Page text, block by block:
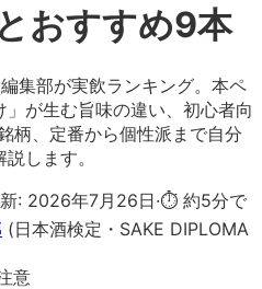
おすすめ9本
集部が実飲ランキング。本ペ
が生む旨味の違い、初心者向
柄、定番から個性派まで自分
します。
: 2026年7月26日·⏱ 約5分で
(日本酒検定・SAKE DIPLOMA
意